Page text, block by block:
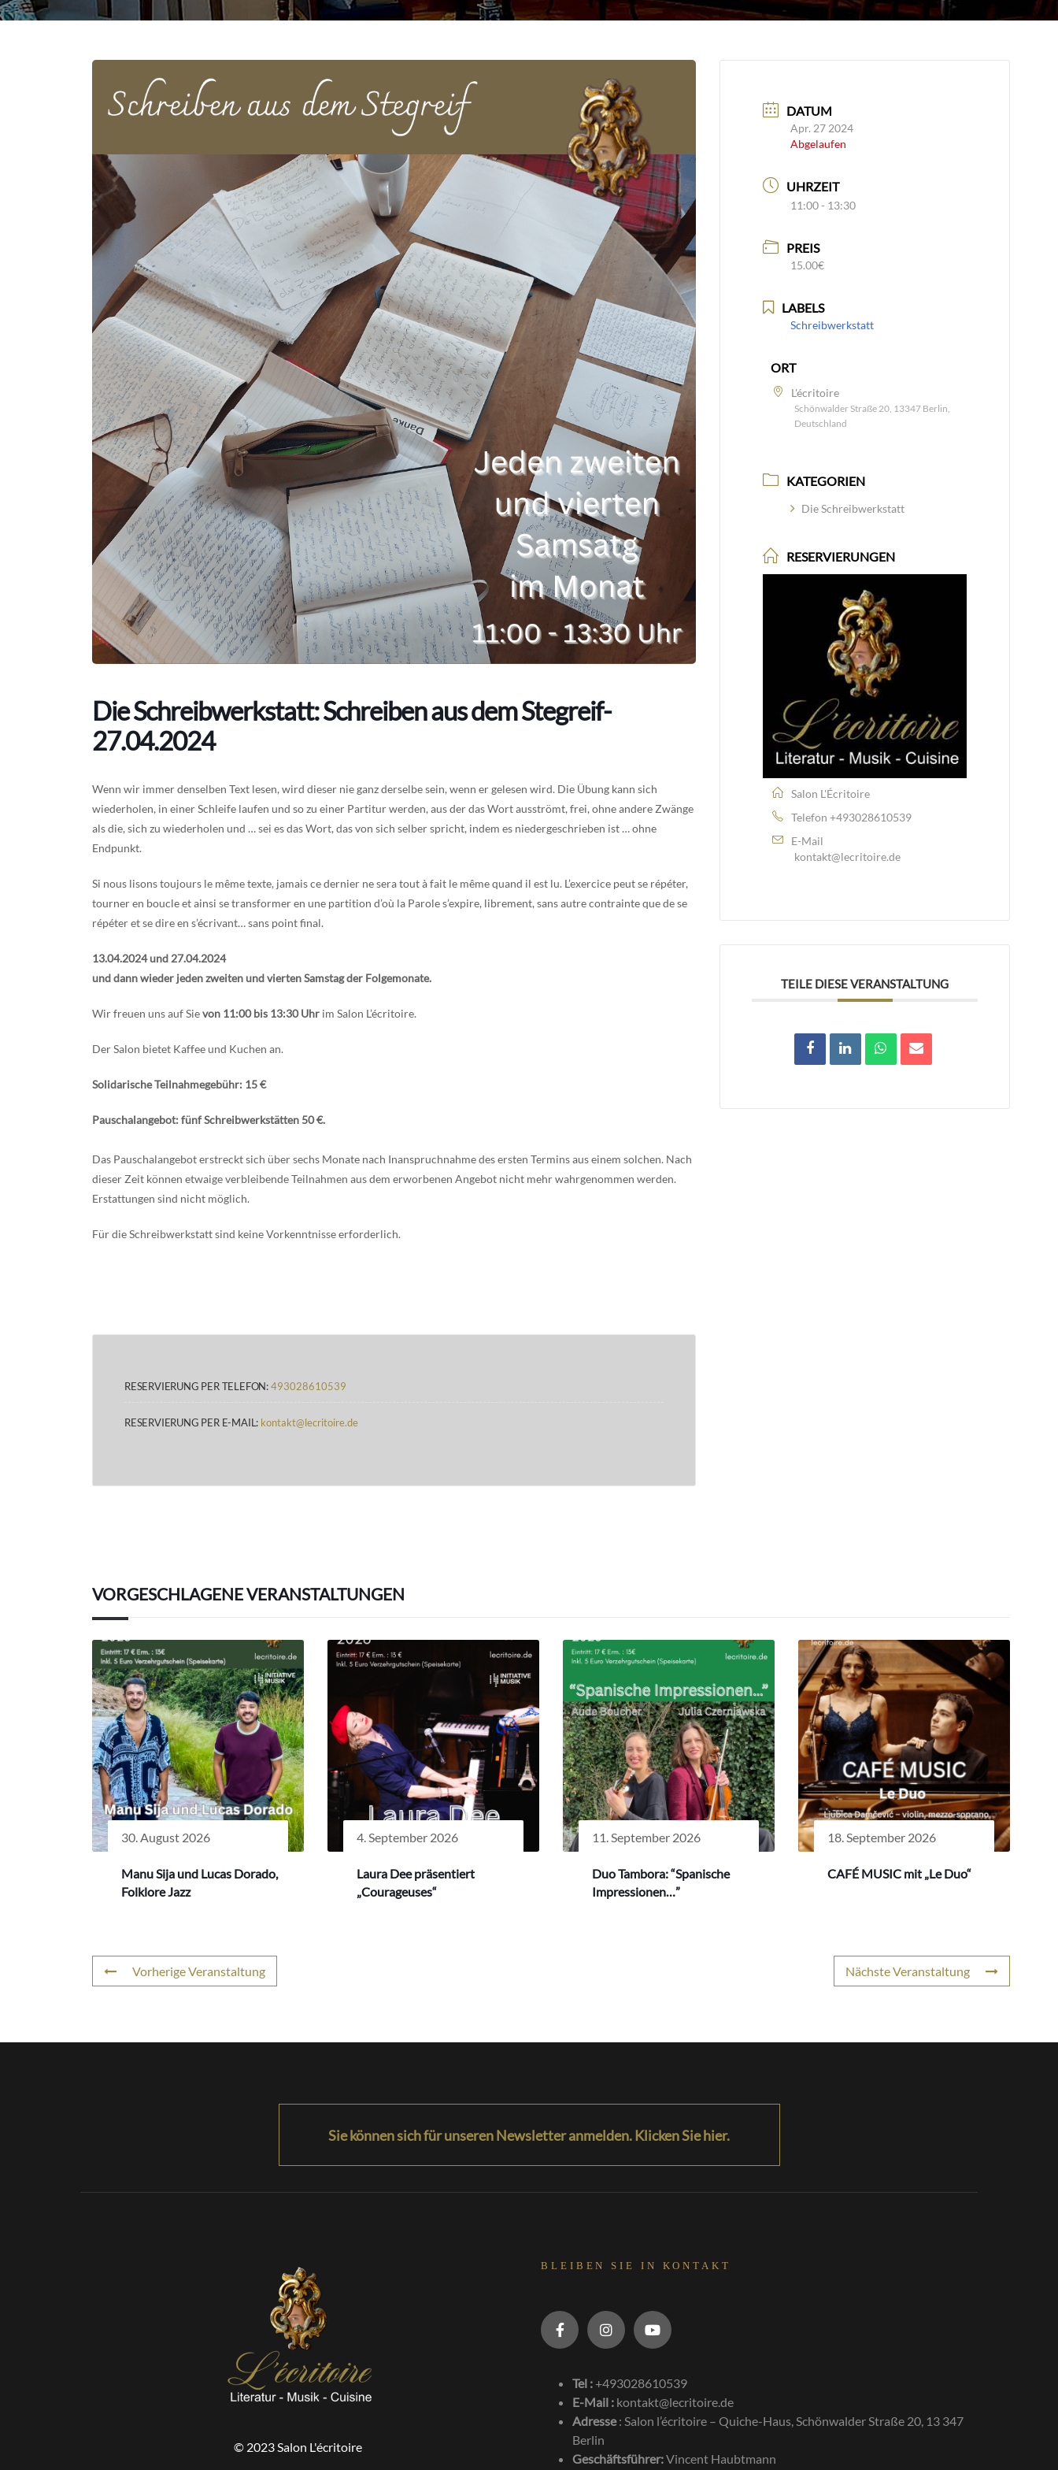
Die Schreibwerkstatt: Schreiben aus dem Stegreif-
27.04.2024
Wenn wir immer denselben Text lesen, wird dieser nie ganz derselbe sein, wenn er gelesen wird. Die Übung kann sich
wiederholen, in einer Schleife laufen und so zu einer Partitur werden, aus der das Wort ausströmt, frei, ohne andere Zwänge
als die, sich zu wiederholen und … sei es das Wort, das von sich selber spricht, indem es niedergeschrieben ist … ohne
Endpunkt.
Si nous lisons toujours le même texte, jamais ce dernier ne sera tout à fait le même quand il est lu. L’exercice peut se répéter,
tourner en boucle et ainsi se transformer en une partition d’où la Parole s’expire, librement, sans autre contrainte que de se
répéter et se dire en s’écrivant… sans point final.
13.04.2024 und 27.04.2024
und dann wieder jeden zweiten und vierten Samstag der Folgemonate.
Wir freuen uns auf Sievon 11:00 bis 13:30 Uhr im Salon L’écritoire.
Der Salon bietet Kaffee und Kuchen an.
Solidarische Teilnahmegebühr: 15 €
Pauschalangebot: fünf Schreibwerkstätten 50 €.
Das Pauschalangebot erstreckt sich über sechs Monate nach Inanspruchnahme des ersten Termins aus einem solchen. Nach
dieser Zeit können etwaige verbleibende Teilnahmen aus dem erworbenen Angebot nicht mehr wahrgenommen werden.
Erstattungen sind nicht möglich.
Für die Schreibwerkstatt sind keine Vorkenntnisse erforderlich.
RESERVIERUNG PER TELEFON:493028610539
RESERVIERUNG PER E-MAIL: kontakt@lecritoire.de
DATUM
Apr. 27 2024
Abgelaufen
UHRZEIT
11:00 - 13:30
PREIS
15.00€
LABELS
Schreibwerkstatt
ORT
L'écritoire
Schönwalder Straße 20, 13347 Berlin,
Deutschland
KATEGORIEN
Die Schreibwerkstatt
RESERVIERUNGEN
Salon L'Écritoire
Telefon +493028610539
E-Mail
kontakt@lecritoire.de
TEILE DIESE VERANSTALTUNG
VORGESCHLAGENE VERANSTALTUNGEN
30. August 2026
Manu Sija und Lucas Dorado,
Folklore Jazz
4. September 2026
Laura Dee präsentiert
„Courageuses“
11. September 2026
Duo Tambora: “Spanische
Impressionen…”
18. September 2026
CAFÉ MUSIC mit „Le Duo“
Vorherige Veranstaltung Nächste Veranstaltung
Sie können sich für unseren Newsletter anmelden. Klicken Sie hier.
© 2023 Salon L'écritoire
BLEIBEN SIE IN KONTAKT
Tel : +493028610539
E-Mail : kontakt@lecritoire.de
Adresse: Salon l’écritoire – Quiche-Haus, Schönwalder Straße 20, 13 347
Berlin
Geschäftsführer:Vincent Haubtmann